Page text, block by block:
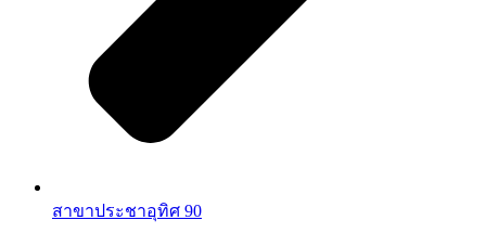
สาขาประชาอุทิศ 90